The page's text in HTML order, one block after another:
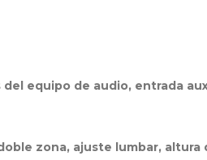
equipo de audio, entrada
zona, ajuste lumbar, altura